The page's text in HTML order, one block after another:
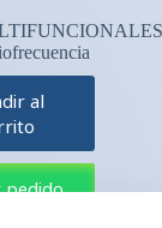
al
pedido